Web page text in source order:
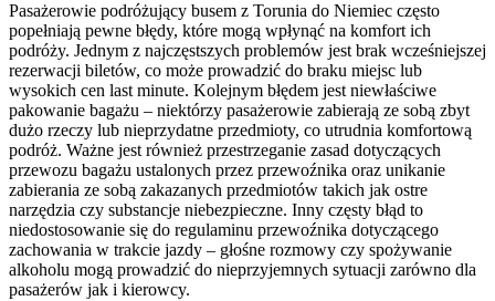
Pasażerowie podróżujący busem z Torunia do Niemiec często
popełniają pewne błędy, które mogą wpłynąć na komfort ich
podróży. Jednym z najczęstszych problemów jest brak wcześniejszej
rezerwacji biletów, co może prowadzić do braku miejsc lub
wysokich cen last minute. Kolejnym błędem jest niewłaściwe
pakowanie bagażu – niektórzy pasażerowie zabierają ze sobą zbyt
dużo rzeczy lub nieprzydatne przedmioty, co utrudnia komfortową
podróż. Ważne jest również przestrzeganie zasad dotyczących
przewozu bagażu ustalonych przez przewoźnika oraz unikanie
zabierania ze sobą zakazanych przedmiotów takich jak ostre
narzędzia czy substancje niebezpieczne. Inny częsty błąd to
niedostosowanie się do regulaminu przewoźnika dotyczącego
zachowania w trakcie jazdy – głośne rozmowy czy spożywanie
alkoholu mogą prowadzić do nieprzyjemnych sytuacji zarówno dla
pasażerów jak i kierowcy.